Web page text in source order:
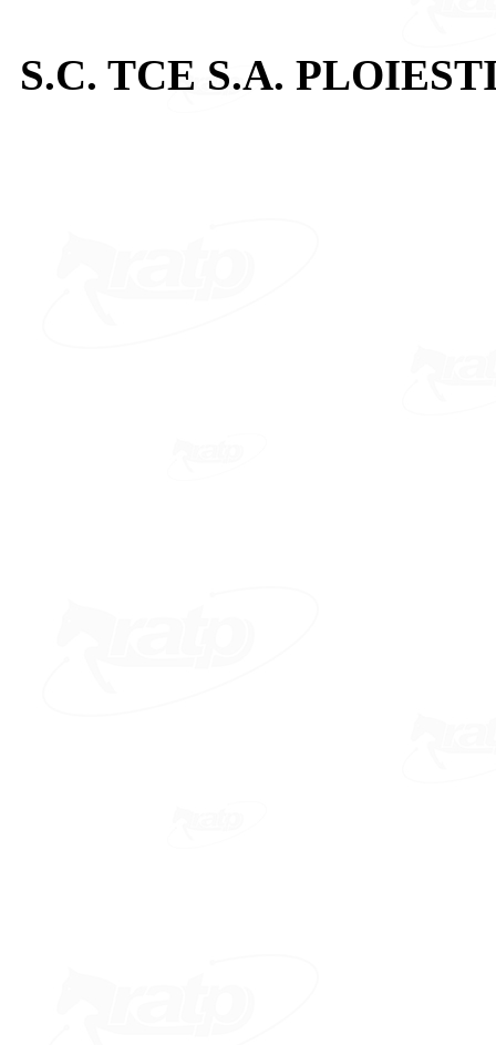
S.C. TCE S.A.